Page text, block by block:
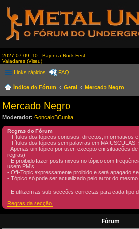
2027.07.09_10 - Bajonca Rock Fest -
Valadares (Viseu)
Links rápidos FAQ
Índice do Fórum Geral
Mercado Negro
Mercado Negro
Moderador: GoncaloBCunha
Regras do Fórum
- Títulos dos tópicos concisos, directos, informativos e
- Títulos dos tópicos sem palavras em MAIÚSCULAS,
- Apenas um tópico por user, excepto em situações de
regras)
- É proibido fazer posts novos no tópico com
usem PM’s.
- Off-Topic expressamente proibido e será apagado
- Tópico só pode ser actualizado pelo autor do mesmo.
- E utilizem as sub-secções correctas para cada tipo
Regras da secção.
Fórum